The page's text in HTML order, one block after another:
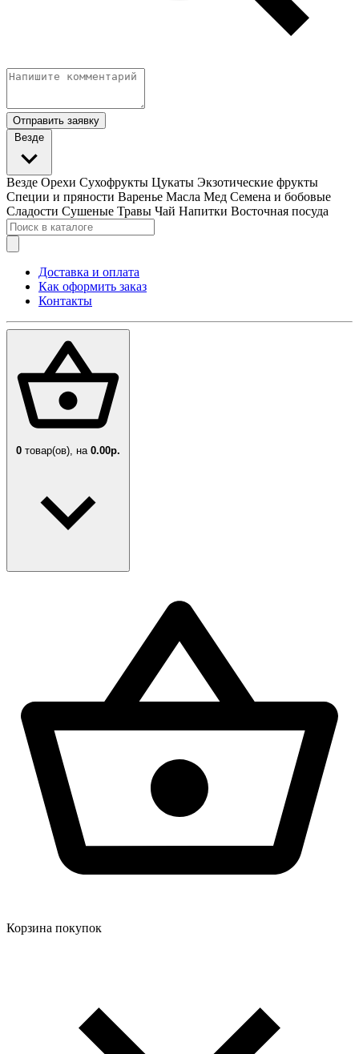
Отправить заявку
Везде
Везде Орехи Сухофрукты Цукаты Экзотические фрукты
Специи и пряности Варенье Масла Мед Семена и бобовые
Сладости Сушеные Травы Чай Напитки Восточная посуда
Доставка и оплата
Как оформить заказ
Контакты
0 товар(ов), на 0.00р.
Корзина покупок